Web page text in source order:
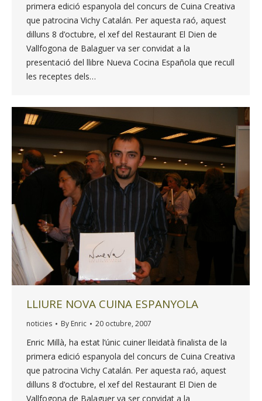
primera edició espanyola del concurs de Cuina Creativa
que patrocina Vichy Catalán. Per aquesta raó, aquest
dilluns 8 d’octubre, el xef del Restaurant El Dien de
Vallfogona de Balaguer va ser convidat a la
presentació del llibre Nueva Cocina Española que recull
les receptes dels…
LLIURE NOVA CUINA ESPANYOLA
noticies By Enric 20 octubre, 2007
Enric Millà, ha estat l’únic cuiner lleidatà finalista de la
primera edició espanyola del concurs de Cuina Creativa
que patrocina Vichy Catalán. Per aquesta raó, aquest
dilluns 8 d’octubre, el xef del Restaurant El Dien de
Vallfogona de Balaguer va ser convidat a la